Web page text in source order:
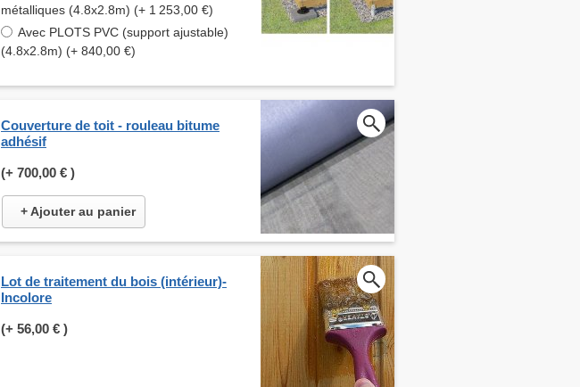
métalliques (4.8x2.8m) (+ 1 253,00 €)
Avec PLOTS PVC (support ajustable)
(4.8x2.8m) (+ 840,00 €)
Couverture de toit - rouleau bitume
adhésif
(+ 700,00 € )
+ Ajouter au panier
Lot de traitement du bois (intérieur)-
Incolore
(+ 56,00 € )